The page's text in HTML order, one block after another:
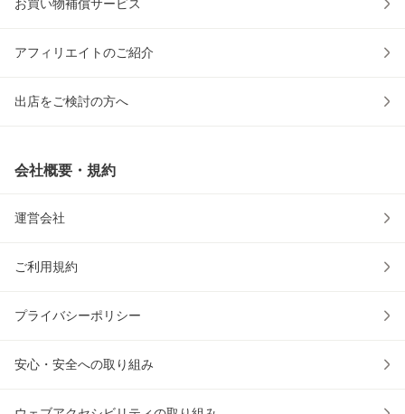
お買い物補償サービス
アフィリエイトのご紹介
出店をご検討の方へ
会社概要・規約
運営会社
ご利用規約
プライバシーポリシー
安心・安全への取り組み